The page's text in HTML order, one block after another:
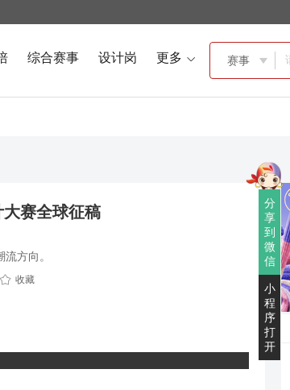
综合赛事 设计岗 更多  赛事 
分
享
到
微
信
小
程
序
打
开
赛全球征稿
方向。
 收藏